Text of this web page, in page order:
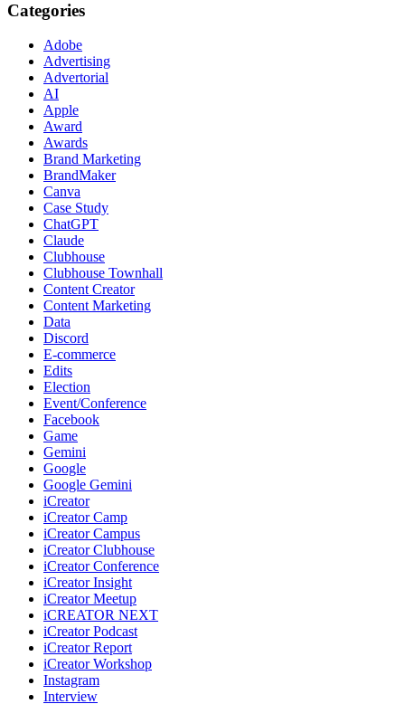
Categories
Adobe
Advertising
Advertorial
AI
Apple
Award
Awards
Brand Marketing
BrandMaker
Canva
Case Study
ChatGPT
Claude
Clubhouse
Clubhouse Townhall
Content Creator
Content Marketing
Data
Discord
E-commerce
Edits
Election
Event/Conference
Facebook
Game
Gemini
Google
Google Gemini
iCreator
iCreator Camp
iCreator Campus
iCreator Clubhouse
iCreator Conference
iCreator Insight
iCreator Meetup
iCREATOR NEXT
iCreator Podcast
iCreator Report
iCreator Workshop
Instagram
Interview